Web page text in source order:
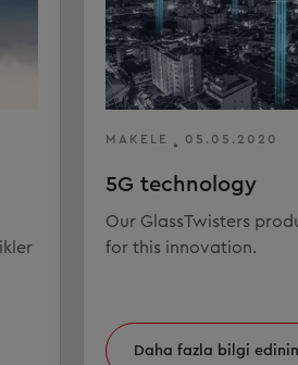
MAKELE 05.05.2020
5G technology
Our GlassTwisters
for this innovation.
Daha fazla bilgi edinin